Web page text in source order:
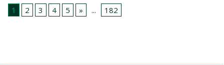
1
2 3 4 5 » ... 182